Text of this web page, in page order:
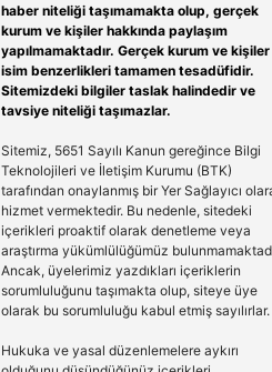
haber niteliği taşımamakta olup, gerçek
kurum ve kişiler hakkında paylaşım
yapılmamaktadır. Gerçek kurum ve kişiler
isim benzerlikleri tamamen tesadüfidir.
Sitemizdeki bilgiler taslak halindedir ve
tavsiye niteliği taşımazlar.
Sitemiz, 5651 Sayılı Kanun gereğince Bilgi
Teknolojileri ve İletişim Kurumu (BTK)
tarafından onaylanmış bir Yer Sağlayıcı
hizmet vermektedir. Bu nedenle, sitedeki
içerikleri proaktif olarak denetleme veya
araştırma yükümlülüğümüz
Ancak, üyelerimiz yazdıkları içeriklerin
sorumluluğunu taşımakta olup, siteye üye
olarak bu sorumluluğu kabul etmiş sayılırlar.
Hukuka ve yasal düzenlemelere aykırı